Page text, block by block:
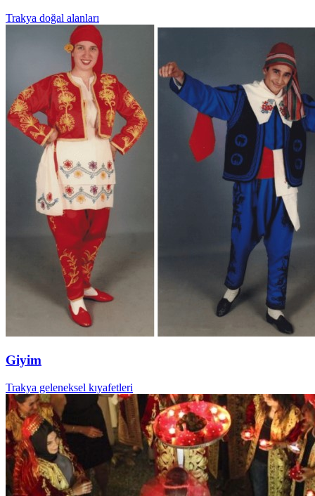
Trakya doğal alanları
Giyim
Trakya geleneksel kıyafetleri